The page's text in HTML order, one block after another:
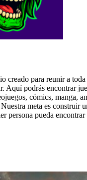
creado para reunir a
Aquí podrás encontrar
cómics, manga,
meta es construir
persona pueda